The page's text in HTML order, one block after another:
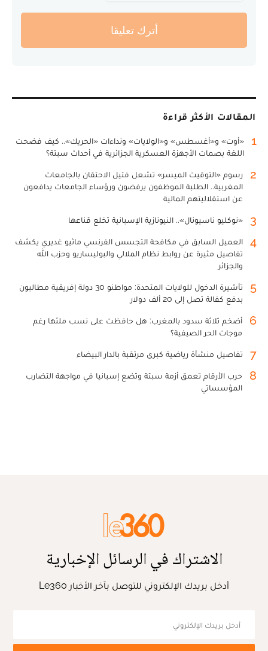
أترك تعليقا
المقالات الأكثر قراءة
1
«أوت» و«أغسطس» و«الولايات» ونداءات «الحريك».. كيف فضحت
اللغة بصمات الأجهزة العسكرية الجزائرية في أحداث سبتة؟
2
رسوم «التوقيت الميسر» تشعل فتيل الاحتقان بالجامعات
المغربية.. الطلبة الموظفون يرفضون ورؤساء الجامعات يدافعون
عن استقلاليتهم المالية
3 «نوكليو ناسيونال».. النيونازية الإسبانية تخلع قناعها
4
العميل السابق في مكافحة التجسس الفرنسي ماثيو غديري يكشف
تفاصيل مثيرة عن روابط نظام الملالي والبوليساريو وحزب الله
والجزائر
5
تأشيرة الدخول للولايات المتحدة: مواطنو 30 دولة إفريقية مطالبون
بدفع كفالة تصل إلى 20 ألف دولار
6
أضخم ثلاثة سدود بالمغرب: هل حافظت على نسب ملئها رغم
موجات الحر الصيفية؟
7 تفاصيل منشأة رياضية كبرى مرتقبة بالدار البيضاء
8
حرب الأرقام تعمق أزمة سبتة وتضع إسبانيا في مواجهة التضارب
المؤسساتي
الاشتراك في الرسائل الإخبارية
أدخل بريدك الإلكتروني للتوصل بآخر الأخبار Le360